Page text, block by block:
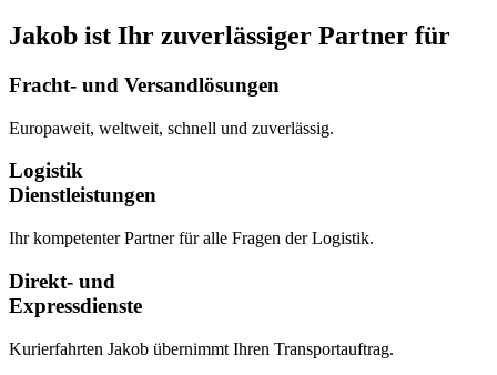
Jakob ist Ihr zuverlässiger Partner für
Fracht- und Versandlösungen
Europaweit, weltweit, schnell und zuverlässig.
Logistik
Dienstleistungen
Ihr kompetenter Partner für alle Fragen der Logistik.
Direkt- und
Expressdienste
Kurierfahrten Jakob übernimmt Ihren Transportauftrag.